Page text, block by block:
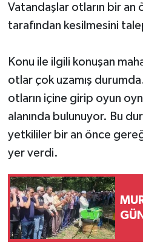
Vatandaşlar otların bir an
tarafından kesilmesini
Konu ile ilgili konuşan
otlar çok uzamış
otların içine girip oyun
alanında bulunuyor. Bu
yetkililer bir an önce
yer verdi.